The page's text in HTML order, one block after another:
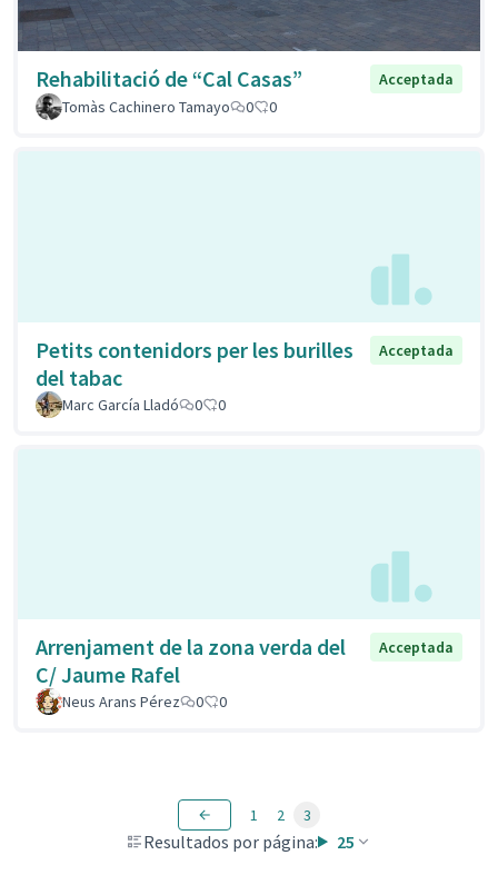
Rehabilitació de “Cal Casas”
Acceptada
Tomàs Cachinero Tamayo
0 0
Petits contenidors per les burilles
del tabac
Acceptada
Marc García Lladó 0 0
Arrenjament de la zona verda del
C/ Jaume Rafel
Acceptada
Neus Arans Pérez 0 0
Resultados por página: 25
1 2 3